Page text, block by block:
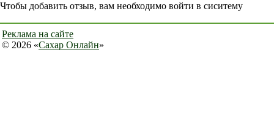
Чтобы добавить отзыв, вам необходимо войти в сиситему
Реклама на сайте
© 2026 «Сахар Онлайн»